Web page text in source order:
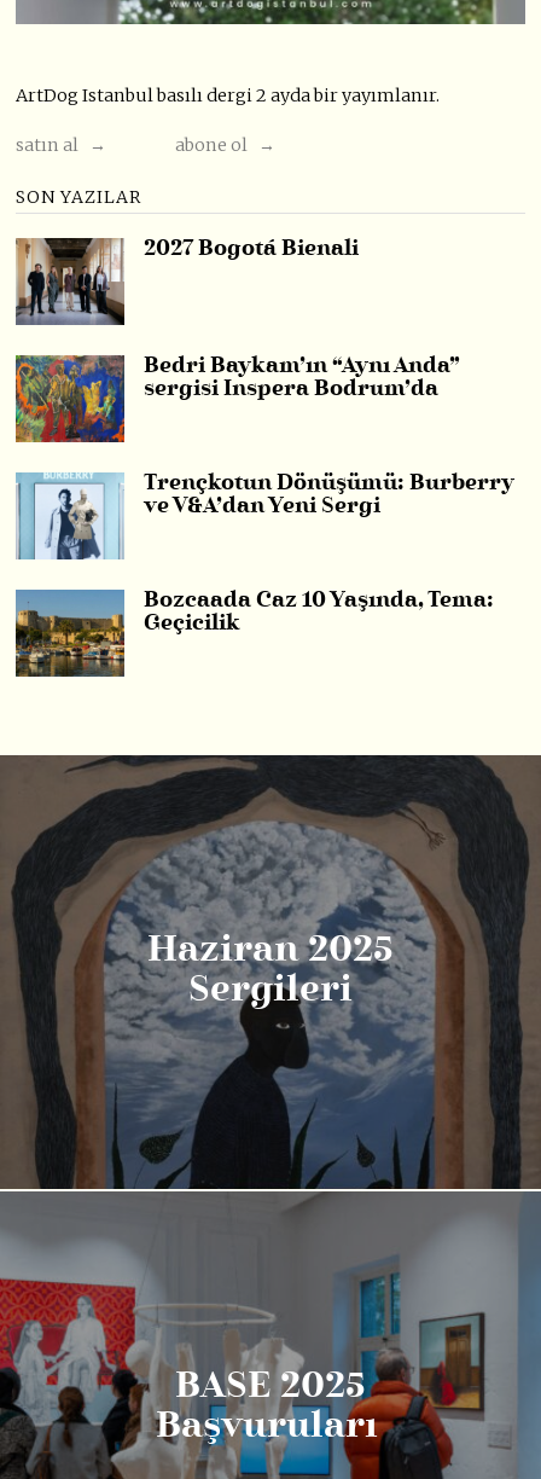
ArtDog Istanbul basılı dergi 2 ayda bir yayımlanır.
satın al → abone ol →
SON YAZILAR
2027 Bogotá Bienali
Bedri Baykam’ın “Aynı Anda”
sergisi Inspera Bodrum’da
Trençkotun Dönüşümü: Burberry
ve V&A’dan Yeni Sergi
Bozcaada Caz 10 Yaşında, Tema:
Geçicilik
Haziran 2025
Sergileri
BASE 2025
Başvuruları